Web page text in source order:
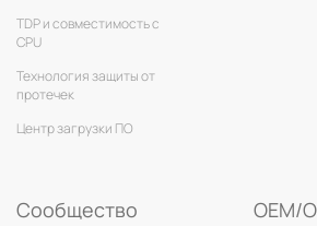
TDP и совместимость с
CPU
Технология защиты от
протечек
Центр загрузки ПО
Сообщество OEM/